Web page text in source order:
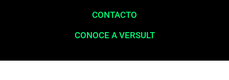
CONTACTO
CONOCE A VERSULT